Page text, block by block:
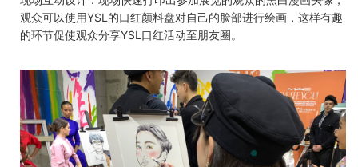
观众可以使用YSL 的口红颜料盘对自己的脸部进行绘画，这样有趣
的环节促使观众分享YSL 口红活动至朋友圈。